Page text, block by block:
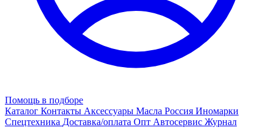
Помощь в подборе
Каталог Контакты Аксессуары Масла Россия Иномарки
Спецтехника Доставка/оплата Опт Автосервис Журнал